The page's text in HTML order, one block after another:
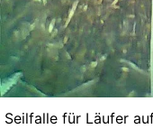
Seilfalle für Läufer